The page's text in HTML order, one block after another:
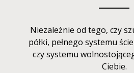
Niezależnie od tego, czy
półki, pełnego systemu
czy systemu
Ciebie.